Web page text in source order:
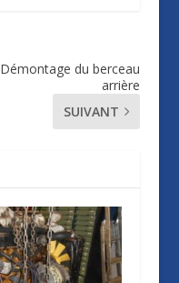
Démontage du berceau
arrière
SUIVANT